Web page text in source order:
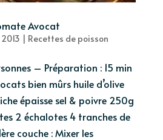
Avocat
| Recettes de poisson
– Préparation : 15 min
bien mûrs huile d’olive
épaisse sel & poivre 250g
2 échalotes 4 tranches de
couche : Mixer les